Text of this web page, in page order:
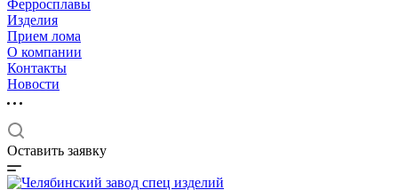
Ферросплавы
Изделия
Прием лома
О компании
Контакты
Новости
Оставить заявку